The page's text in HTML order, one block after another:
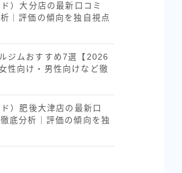
）大分店の最新口コミ
｜評価の傾向を独自視点
ジムおすすめ7選【2026
性向け・男性向けなど徹
）肥後大津店の最新口
底分析｜評価の傾向を独